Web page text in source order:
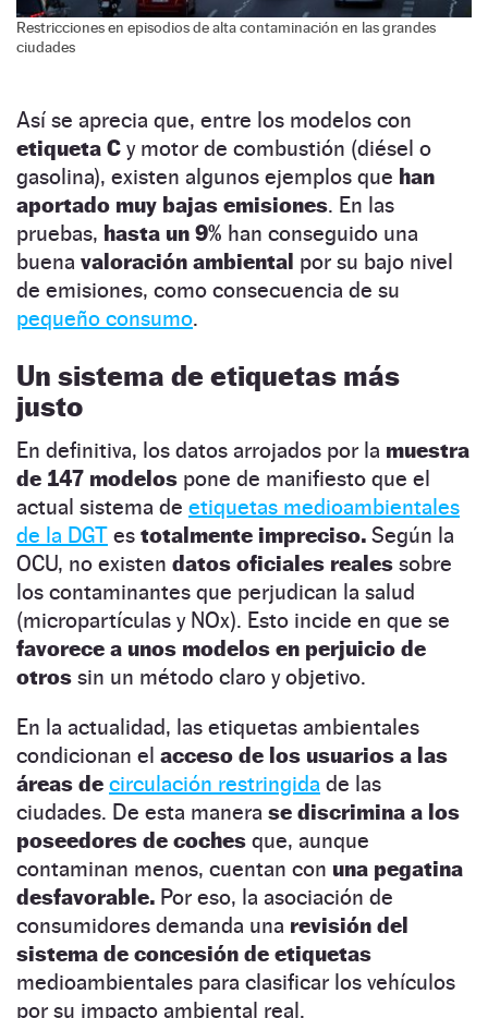
Restricciones en episodios de alta contaminación en las grandes
ciudades
Así se aprecia que, entre los modelos con
etiqueta C y motor de combustión (diésel o
gasolina), existen algunos ejemplos que han
aportado muy bajas emisiones. En las
pruebas, hasta un 9% han conseguido una
buena valoración ambiental por su bajo nivel
de emisiones, como consecuencia de su
pequeño consumo.
Un sistema de etiquetas más
justo
En definitiva, los datos arrojados por la muestra
de 147 modelos pone de manifiesto que el
actual sistema de etiquetas medioambientales
de la DGT es totalmente impreciso. Según la
OCU, no existen datos oficiales reales sobre
los contaminantes que perjudican la salud
(micropartículas y NOx). Esto incide en que se
favorece a unos modelos en perjuicio de
otros sin un método claro y objetivo.
En la actualidad, las etiquetas ambientales
condicionan el acceso de los usuarios a las
áreas de circulación restringida de las
ciudades. De esta manera se discrimina a los
poseedores de coches que, aunque
contaminan menos, cuentan con una pegatina
desfavorable. Por eso, la asociación de
consumidores demanda una revisión del
sistema de concesión de etiquetas
medioambientales para clasificar los vehículos
por su impacto ambiental real.